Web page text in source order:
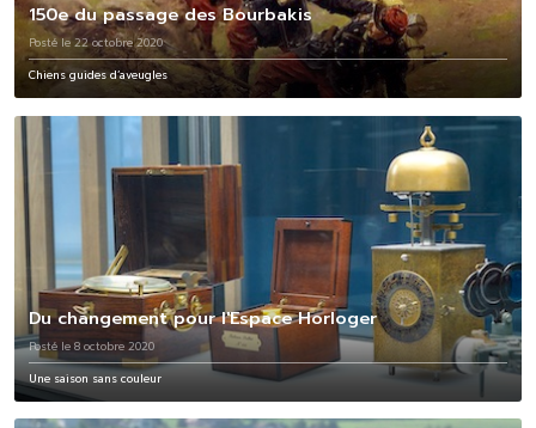
150e du passage des Bourbakis
Posté le 22 octobre 2020
Chiens guides d’aveugles
Du changement pour l'Espace Horloger
Posté le 8 octobre 2020
Une saison sans couleur